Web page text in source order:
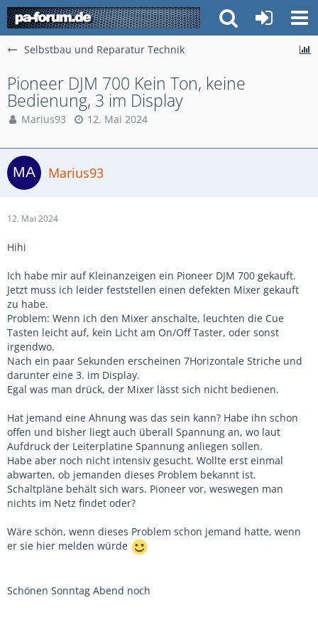
Selbstbau und Reparatur Technik
Pioneer DJM 700 Kein Ton, keine
Bedienung, 3 im Display
Marius93 12. Mai 2024
Marius93
12. Mai 2024
Hihi
Ich habe mir auf Kleinanzeigen ein Pioneer DJM 700 gekauft.
Jetzt muss ich leider feststellen einen defekten Mixer gekauft
zu habe.
Problem: Wenn ich den Mixer anschalte, leuchten die Cue
Tasten leicht auf, kein Licht am On/Off Taster, oder sonst
irgendwo.
Nach ein paar Sekunden erscheinen 7Horizontale Striche und
darunter eine 3. im Display.
Egal was man drück, der Mixer lässt sich nicht bedienen.
Hat jemand eine Ahnung was das sein kann? Habe ihn schon
offen und bisher liegt auch überall Spannung an, wo laut
Aufdruck der Leiterplatine Spannung anliegen sollen.
Habe aber noch nicht intensiv gesucht. Wollte erst einmal
abwarten, ob jemanden dieses Problem bekannt ist.
Schaltpläne behält sich wars. Pioneer vor, weswegen man
nichts im Netz findet oder?
Wäre schön, wenn dieses Problem schon jemand hatte, wenn
er sie hier melden würde
Schönen Sonntag Abend noch